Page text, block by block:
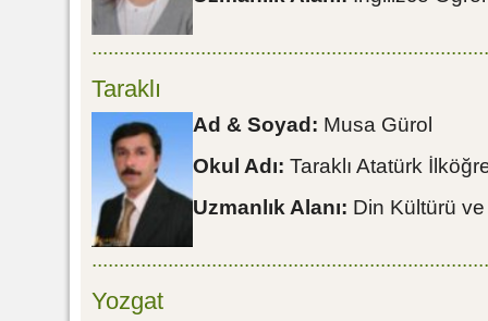
Taraklı
Ad & Soyad: Musa Gürol
Okul Adı: Taraklı Atatürk
Uzmanlık Alanı: Din Kültürü
Yozgat